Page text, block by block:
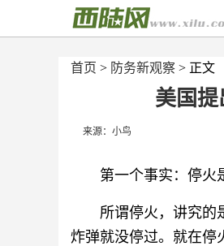
首页 > 防务新观察 > 正文
美国
来源：小鸟
第一个事实：停火
所谓停火，讲究的
炸弹就没停过。就在停